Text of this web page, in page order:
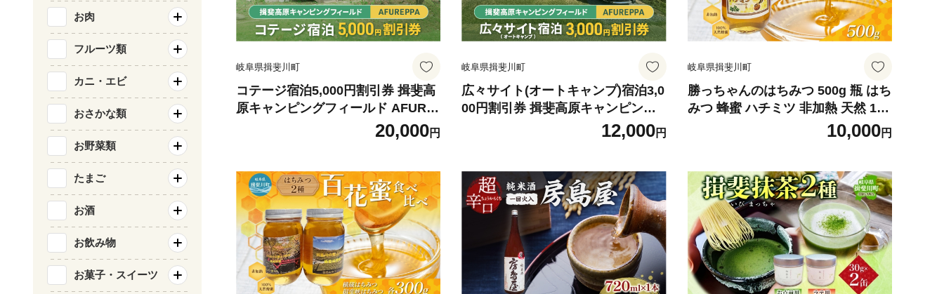
岐阜県揖斐川町
コテージ宿泊5,000円割引券 揖斐高
原キャンピングフィールド AFURE
PPA コテージ 宿泊 割引券 岐阜 揖
20,000円
岐阜県揖斐川町
広々サイト(オートキャンプ)宿泊3,0
00円割引券 揖斐高原キャンピング
フィールド AFUREPPA 宿泊 割引
12,000円
岐阜県揖斐川町
勝っちゃんのはちみつ 500g 瓶 はち
みつ 蜂蜜 ハチミツ 非加熱 天然 10
0% 百花蜜 濃厚 甘い 純粋 生はちみ
つ 国産 ハニー お取り寄せ 日本製
ーツ 岐阜県 揖斐川町 送料無料 蜂と
ステンド工房揖斐川
10,000円
お肉
フルーツ類
カニ・エビ
おさかな類
お野菜類
たまご
お酒
お飲み物
お菓子・スイーツ